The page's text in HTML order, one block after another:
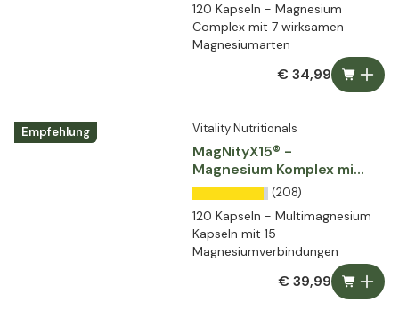
120 Kapseln - Magnesium
Complex mit 7 wirksamen
Magnesiumarten
€ 34,99
Empfehlung Vitality Nutritionals
MagNityX15® -
Magnesium Komplex mit
15 Verbindungen
(208)
120 Kapseln - Multimagnesium
Kapseln mit 15
Magnesiumverbindungen
€ 39,99